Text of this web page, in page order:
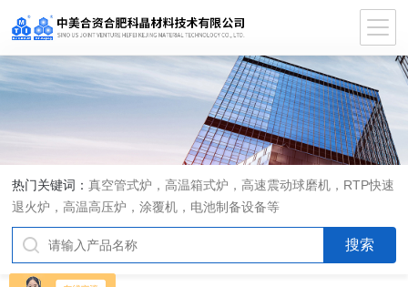
热门关键词：真空管式炉，高温箱式炉，高速震动球磨机，RTP快速
退火炉，高温高压炉，涂覆机，电池制备设备等